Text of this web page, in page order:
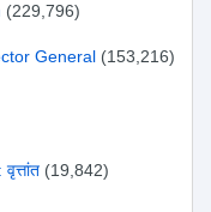
(229,796)
General (153,216)
(19,842)